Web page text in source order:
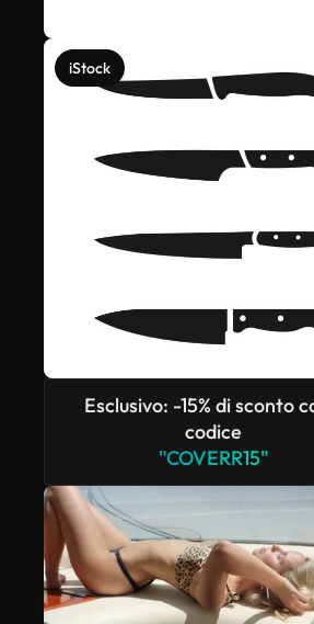
iStock
Esclusivo: -15% di sconto
codice
"COVERR15"